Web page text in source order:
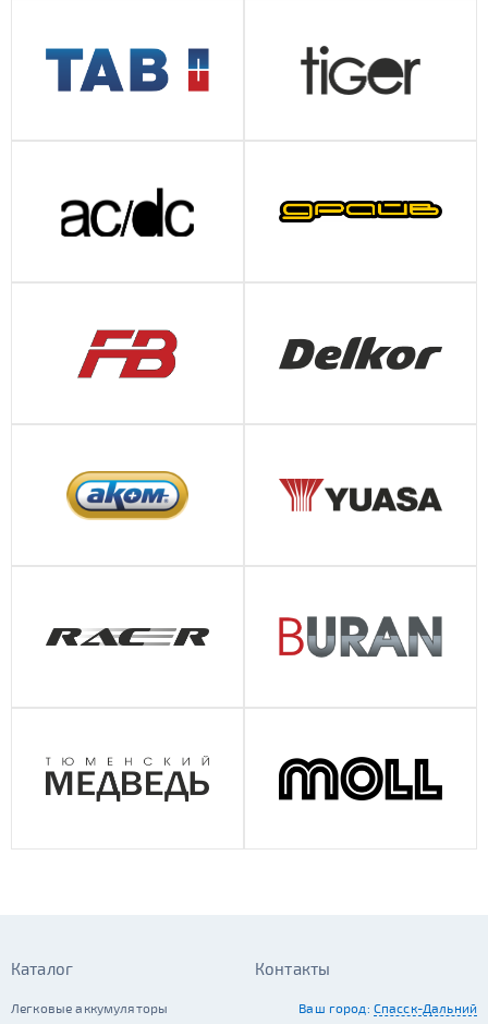
Каталог
Легковые аккумуляторы
Контакты
Ваш город: Спасск-Дальний